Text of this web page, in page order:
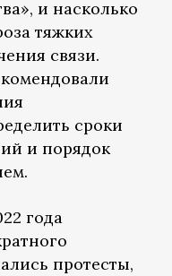
и насколько
тяжких
связи.
сроки
и порядок
года
протесты,